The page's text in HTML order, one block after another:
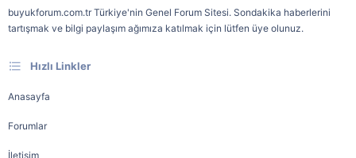
buyukforum.com.tr Türkiye'nin Genel Forum Sitesi. Sondakika haberlerini
tartışmak ve bilgi paylaşım ağımıza katılmak için lütfen üye olunuz.
Hızlı Linkler
Anasayfa
Forumlar
İletişim